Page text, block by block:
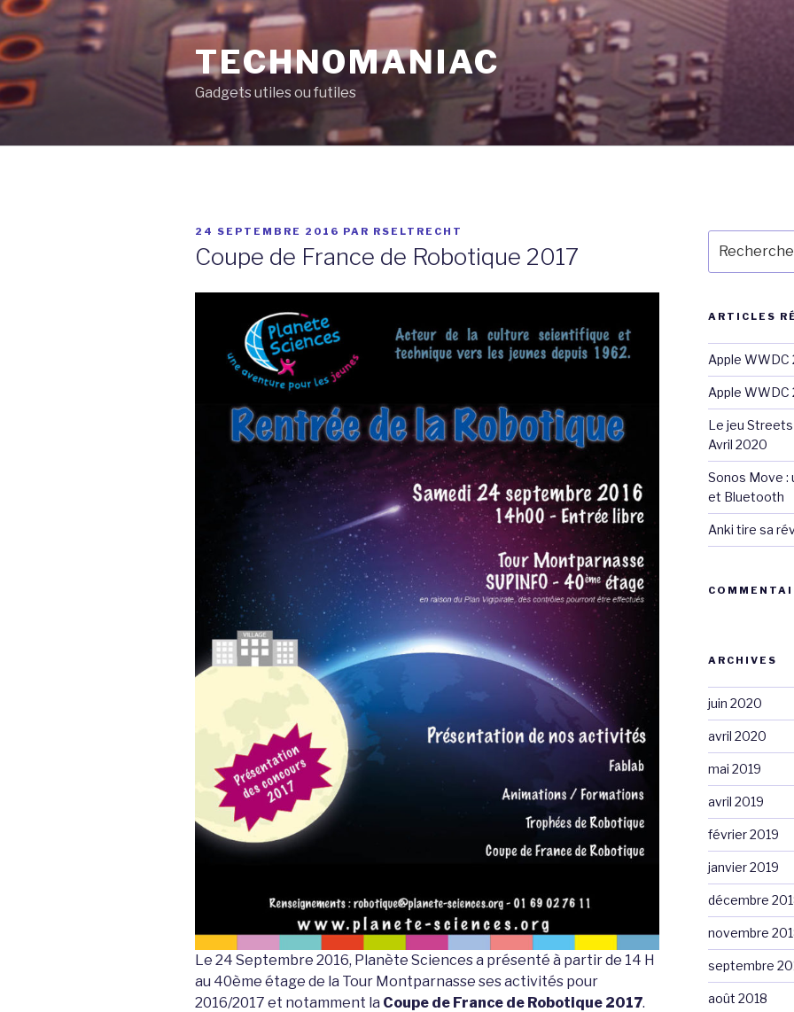
Aller
au
contenu
principal
TECHNOMANIAC
Gadgets utiles ou futiles
PUBLIÉ
24 SEPTEMBRE 2016 PAR RSELTRECHT
Coupe de France de Robotique 2017
Le 24 Septembre 2016, Planète Sciences a présenté à partir de 14 H
au 40ème étage de la Tour Montparnasse ses activités pour
2016/2017 et notamment la Coupe de France de Robotique 2017.
pour
:
ARTICLES
Apple WWDC
Apple WWDC
Le jeu
Avril 2020
Sonos Move :
et Bluetooth
Anki tire sa
ARCHIVES
juin 2020
avril 2020
mai 2019
avril 2019
février 2019
janvier 2019
décembre
novembre
septembre
août 2018